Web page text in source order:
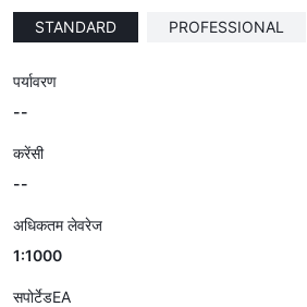
STANDARD PROFESSIONAL
पर्यावरण
--
करेंसी
--
अधिकतम लेवरेज
1:1000
सपोर्टेडEA